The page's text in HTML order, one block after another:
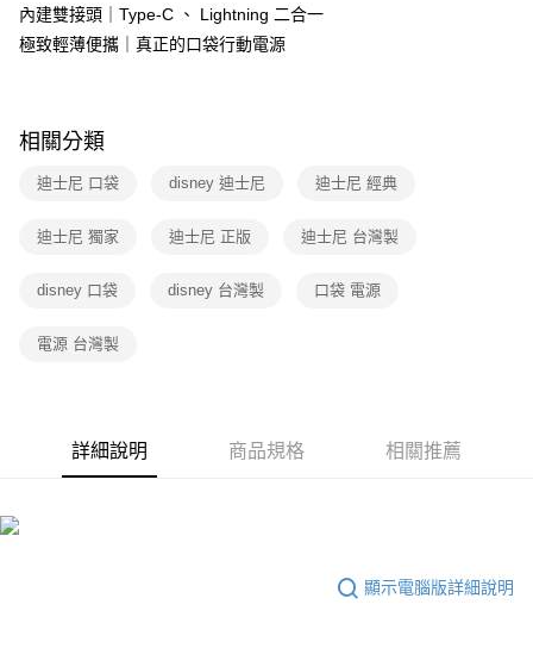
內建雙接頭｜Type-C 、 Lightning 二合一
極致輕薄便攜｜真正的口袋行動電源
相關分類
迪士尼 口袋 disney 迪士尼 迪士尼 經典
迪士尼 獨家 迪士尼 正版 迪士尼 台灣製
disney 口袋 disney 台灣製 口袋 電源
電源 台灣製
詳細說明 商品規格 相關推薦
顯示電腦版詳細說明